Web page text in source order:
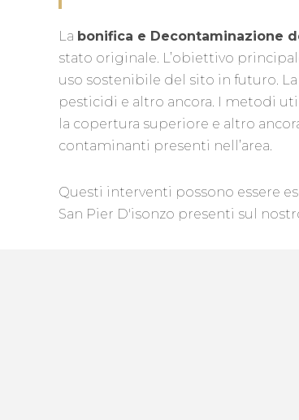
La bonifica e Decontaminazione
stato originale. L’obiettivo
uso sostenibile del sito in futuro.
pesticidi e altro ancora. I metodi
la copertura superiore e altro
contaminanti presenti nell’area.
Questi interventi possono essere
San Pier D'isonzo presenti sul